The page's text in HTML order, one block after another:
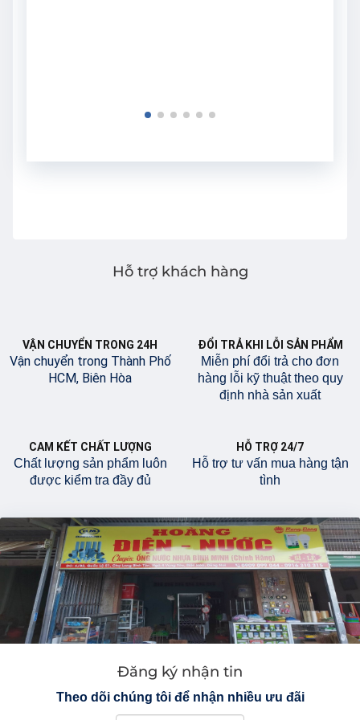
Hỗ trợ khách hàng
VẬN CHUYỂN TRONG 24H
Vận chuyển trong Thành Phố
HCM, Biên Hòa
ĐỔI TRẢ KHI LỖI SẢN PHẨM
Miễn phí đổi trả cho đơn
hàng lỗi kỹ thuật theo quy
định nhà sản xuất
CAM KẾT CHẤT LƯỢNG
Chất lượng sản phẩm luôn
được kiểm tra đầy đủ
HỖ TRỢ 24/7
Hỗ trợ tư vấn mua hàng tận
tình
Đăng ký nhận tin
Theo dõi chúng tôi để nhận nhiều ưu đãi